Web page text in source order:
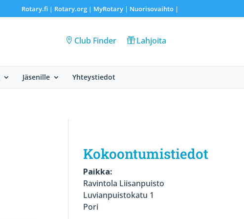
Rotary.fi| Rotary.org| MyRotary | Nuorisovaihto|
Club Finder Lahjoita
Jäsenille Yhteystiedot
Kokoontumistiedot
Paikka:
Ravintola Liisanpuisto
Luvianpuistokatu 1
Pori